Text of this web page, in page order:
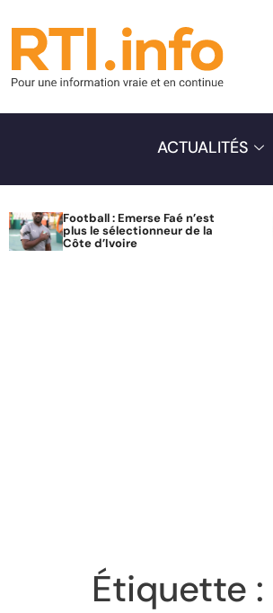
ACTUALITÉS
Football : Emerse Faé n’est
plus le sélectionneur de la
Côte d’Ivoire
Étiquette :